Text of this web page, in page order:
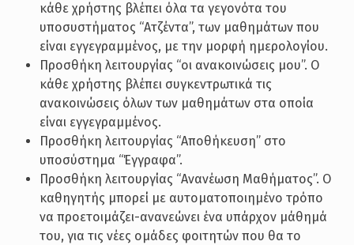
κάθε χρήστης βλέπει όλα τα γεγονότα του
υποσυστήματος “Ατζέντα”, των μαθημάτων που
είναι εγγεγραμμένος, με την μορφή ημερολογίου.
Προσθήκη λειτουργίας “οι ανακοινώσεις μου”. Ο
κάθε χρήστης βλέπει συγκεντρωτικά τις
ανακοινώσεις όλων των μαθημάτων στα οποία
είναι εγγεγραμμένος.
Προσθήκη λειτουργίας “Αποθήκευση” στο
υποσύστημα “Έγγραφα”.
Προσθήκη λειτουργίας “Ανανέωση Μαθήματος”. Ο
καθηγητής μπορεί με αυτοματοποιημένο τρόπο
να προετοιμάζει-ανανεώνει ένα υπάρχον μάθημά
του, για τις νέες ομάδες φοιτητών που θα το